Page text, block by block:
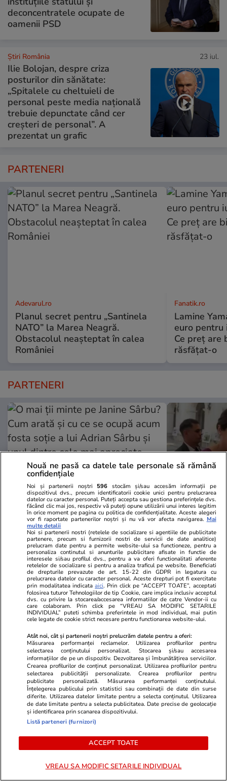
deconcentratele ocupate de
oamenii PSD
Știri România 23 iul.
Ilie Bolojan, despre criza
posturilor din sănătate:
„Spitalele cu cheltuieli de
personal peste media națională
trebuie depunctate când cer
creșteri de personal”. A
prezentat un grafic
PARTENERI
Adevarul.ro
Planul secret pentru „Santinela
NATO” la Marea Neagră.
Obstacolul neașteptat în calea
României
Fanatik.ro
Lamine
euro pentru
Ce preț are
răsfățat-o
PARTENERI
Elle.ro
O mai ții minte pe Janine Sârbu?
Cum arată și cu ce se ocupă acum
fosta soție a lui Adrian Sârbu și
unul dintre cele mai apreciate
modele din anii 90. A fost
decorată recent de Ministerul
Culturii din Franța. Foto
Unica.ro
Mirabela
flancată de
aflat
de Apel
MONDEN
Stiri Mondene
Cum arată o vizită la piață
pentru Fuego: „Acolo sunt
doamnele mele. Mă servesc cu
ce au mai bun”
Nouă ne pasă ca datele tale personale să rămână
confidențiale
Noi și partenerii noștri 596 stocăm și/sau accesăm informații pe
dispozitivul dvs., precum identificatorii cookie unici pentru prelucrarea
datelor cu caracter personal. Puteți accepta sau gestiona preferințele dvs.
făcând clic mai jos, respectiv vă puteți opune utilizării unui interes legitim
în orice moment pe pagina cu politica de confidențialitate. Aceste alegeri
vor fi raportate partenerilor noștri și nu vă vor afecta navigarea. Mai
multe detalii
Noi si partenerii nostri (retelele de socializare si agentiile de publicitate
partenere, precum si furnizorii nostri de servicii de date analitice)
prelucram date pentru a permite website-ului sa functioneze, pentru a
personaliza continutul si anunturile publicitare afisate in functie de
interesele si/sau profilul dvs., pentru a va oferi functionalitati aferente
retelelor de socializare si pentru a analiza traficul pe website. Beneficiati
de drepturile prevazute de art. 15-22 din GDPR in legatura cu
prelucrarea datelor cu caracter personal. Aceste drepturi pot fi exercitate
prin modalitatea indicataaici. Prin click pe “ACCEPT TOATE”, acceptati
folosirea tuturor Tehnologiilor de tip Cookie, care implica inclusiv acceptul
dvs. cu privire la stocarea/accesarea informatiilor de catre Vendor-ii cu
care colaboram. Prin click pe “VREAU SA MODIFIC SETARILE
INDIVIDUAL” puteti schimba preferintele in mod individual, mai putin
cele legate de cookie strict necesare pentru functionarea website-ului.
Atât noi, cât și partenerii noștri prelucrăm datele pentru a oferi:
Măsurarea performanței reclamelor. Utilizarea profilurilor pentru
selectarea conținutului personalizat. Stocarea și/sau accesarea
informațiilor de pe un dispozitiv. Dezvoltarea și îmbunătățirea serviciilor.
Crearea profilurilor de conținut personalizat. Utilizarea profilurilor pentru
selectarea publicității personalizate. Crearea profilurilor pentru
publicitate personalizată. Măsurarea performanței conținutului.
Înțelegerea publicului prin statistici sau combinații de date din surse
diferite. Utilizarea datelor limitate pentru a selecta conținutul. Utilizarea
de date limitate pentru a selecta publicitatea. Date precise de geolocație
și identificarea prin scanarea dispozitivului.
Listă parteneri (furnizori)
ACCEPT TOATE
VREAU SA MODIFIC SETARILE INDIVIDUAL